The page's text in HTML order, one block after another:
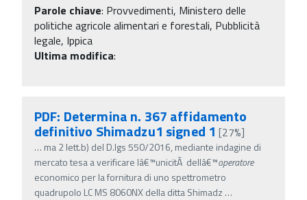
Parole chiave: Provvedimenti, Ministero delle
politiche agricole alimentari e forestali, Pubblicità
legale, Ippica
Ultima modifica:
PDF: Determina n. 367 affidamento
definitivo Shimadzu1 signed 1[27%]
… ma 2 lett.b) del D.lgs 550/2016, mediante indagine di
mercato tesa a verificare lâ€™unicitÃ dellâ€™operatore
economico per la fornitura di uno spettrometro
quadrupolo LC MS 8060NX della ditta Shimadz …